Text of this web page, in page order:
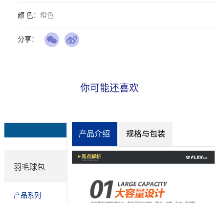
颜 色： 橙色
分享：
你可能还喜欢
产品介绍 规格与包装
羽毛球包
产品系列